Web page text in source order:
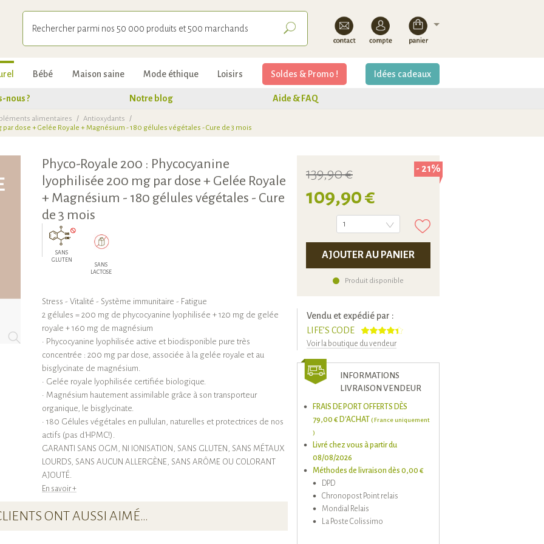
Bébé Maison saine Mode éthique Loisirs Idées cadeaux
Soldes & Promo !
nous ? Notre blog Aide & FAQ
alimentaires / Antioxydants
/
dose + Gelée Royale + Magnésium - 180 gélules végétales - Cure de 3 mois
Phyco-Royale 200 : Phycocyanine
lyophilisée 200 mg par dose + Gelée Royale
+ Magnésium - 180 gélules végétales - Cure
de 3 mois
SANS
GLUTEN
SANS
LACTOSE
Stress - Vitalité - Système immunitaire - Fatigue
2 gélules = 200 mg de phycocyanine lyophilisée + 120 mg de gelée
royale + 160 mg de magnésium
• Phycocyanine lyophilisée active et biodisponible pure très
concentrée : 200 mg par dose, associée à la gelée royale et au
bisglycinate de magnésium.
• Gelée royale lyophilisée certifiée biologique.
• Magnésium hautement assimilable grâce à son transporteur
organique, le bisglycinate.
• 180 Gélules végétales en pullulan, naturelles et protectrices de nos
actifs (pas d'HPMC!).
GARANTI SANS OGM, NI IONISATION, SANS GLUTEN, SANS MÉTAUX
LOURDS, SANS AUCUN ALLERGÈNE, SANS ARÔME OU COLORANT
AJOUTÉ.
En savoir +
- 21%
139,90 €
109,90 €
1
AJOUTER AU PANIER
Produit disponible
Vendu et expédié par :
LIFE’S CODE
Voir la boutique du vendeur
INFORMATIONS
LIVRAISON VENDEUR
FRAIS DE PORT OFFERTS DÈS
79,00 € D'ACHAT
( France uniquement
)
Livré chez vous à partir du
08/08/2026
Méthodes de livraison dès 0,00 €
DPD
Chronopost Point relais
Mondial Relais
La Poste Colissimo
ONT AUSSI AIMÉ…